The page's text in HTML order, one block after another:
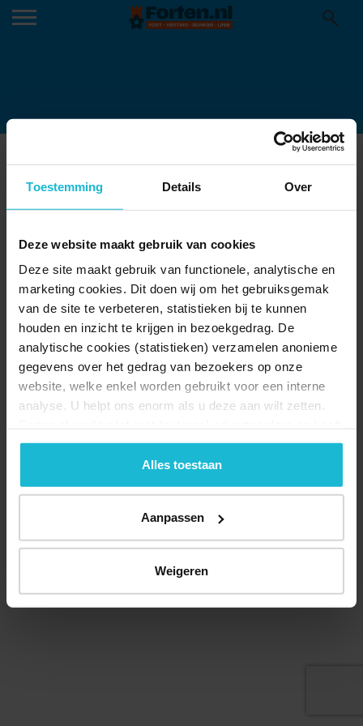
Toestemming Details Over
Deze website maakt gebruik van cookies
Deze site maakt gebruik van functionele, analytische en
marketing cookies. Dit doen wij om het gebruiksgemak
van de site te verbeteren, statistieken bij te kunnen
houden en inzicht te krijgen in bezoekgedrag. De
analytische cookies (statistieken) verzamelen anonieme
gegevens over het gedrag van bezoekers op onze
website, welke enkel worden gebruikt voor een interne
analyse. U helpt ons enorm als u deze aan wilt zetten.
geen commerciële doelstelling. U kunt deze cookies via
de knoppen accepteren, beheren of weigeren.
Alles toestaan
Aanpassen
Weigeren
© 2026 Stichting Forten Nederland
Over ons
Doneer nu Disclaimer
Contact
Forten.nl wordt ondersteund door de